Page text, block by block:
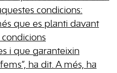
condicions:
que es planti davant
condicions
i que garanteixin
ha dit. A més, ha